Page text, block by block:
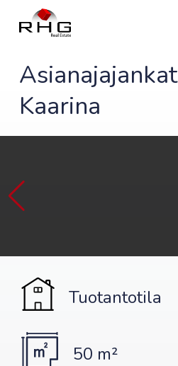
Kaarina
Tuotantotila
50 m²